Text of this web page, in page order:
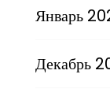
Январь
Декабрь